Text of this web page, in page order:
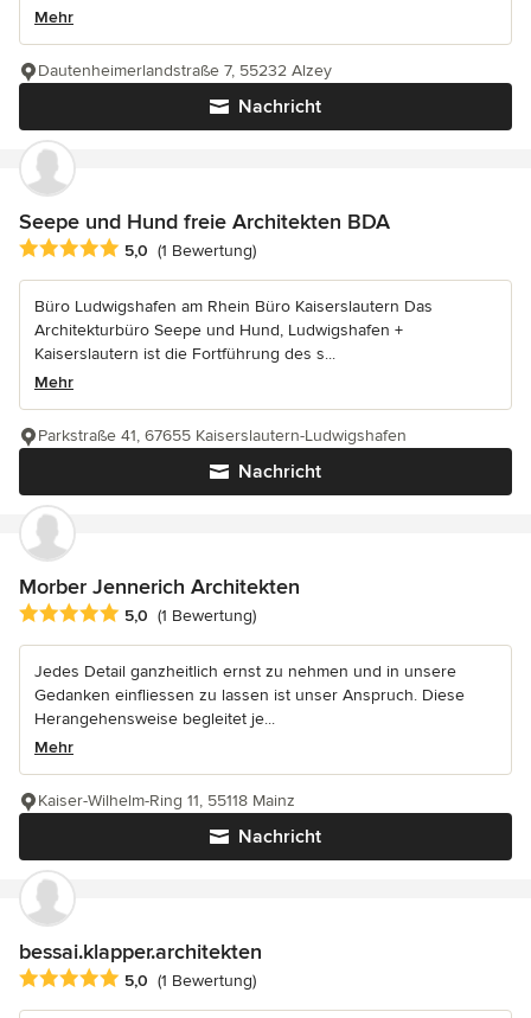
Mehr
Nachricht
Dautenheimerlandstraße 7, 55232 Alzey
Seepe und Hund freie Architekten BDA
Durchschnittliche Bewertung: 5 von 5 Sternen
5,0 (1 Bewertung)
Büro Ludwigshafen am Rhein Büro Kaiserslautern Das
Architekturbüro Seepe und Hund, Ludwigshafen +
Kaiserslautern ist die Fortführung des s...
Mehr
Nachricht
Parkstraße 41, 67655 Kaiserslautern-Ludwigshafen
Morber Jennerich Architekten
Durchschnittliche Bewertung: 5 von 5 Sternen
5,0 (1 Bewertung)
Jedes Detail ganzheitlich ernst zu nehmen und in unsere
Gedanken einfliessen zu lassen ist unser Anspruch. Diese
Herangehensweise begleitet je...
Mehr
Nachricht
Kaiser-Wilhelm-Ring 11, 55118 Mainz
bessai.klapper.architekten
Durchschnittliche Bewertung: 5 von 5 Sternen
5,0 (1 Bewertung)